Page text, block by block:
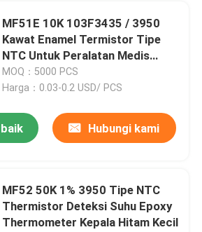
MF51E 10K 103F3435 / 3950
Kawat Enamel Termistor Tipe
NTC Untuk Peralatan Medis
Termometer Elektronik
MOQ：5000 PCS
Harga：0.03-0.2 USD/ PCS
Hubungi kami
MF52 50K 1% 3950 Tipe NTC
Thermistor Deteksi Suhu Epoxy
Thermometer Kepala Hitam Kecil